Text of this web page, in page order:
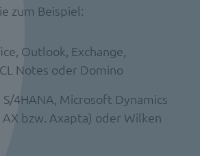
zum Beispiel:
Outlook, Exchange,
Notes oder Domino
S/4HANA, Microsoft Dynamics
bzw. Axapta) oder Wilken